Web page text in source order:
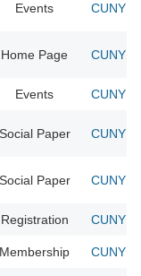
Events CUNY
Home Page CUNY
Events CUNY
Social Paper CUNY
Social Paper CUNY
Registration CUNY
Membership CUNY